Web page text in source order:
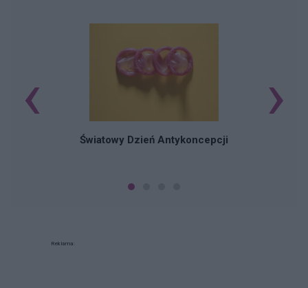
Światowy Dzień Antykoncepcji
‹ ›
Reklama: